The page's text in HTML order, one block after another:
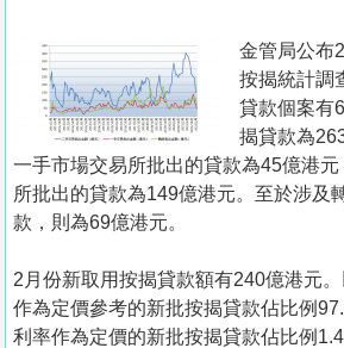
冊
關
我
們
金管局公布
按揭統計調
貸款個案有
揭貸款為
一手市場交易所批出的貸款為45億港
所批出的貸款為149億港元。至於涉及
款，則為69億港元。
2月份新取用按揭貸款額有240億港元
作為定價參考的新批按揭貸款佔比例
利率作為定價的新批按揭貸款佔比例